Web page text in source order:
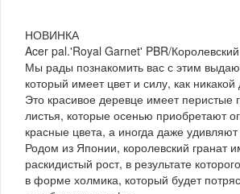
НОВИНКА
Acer pal.'Royal Garnet' PBR/
Мы рады познакомить вас с этим
который имеет цвет и силу, как никакой
Это красивое деревце имеет перистые
листья, которые осенью приобретают
красные цвета, а иногда даже
Родом из Японии, королевский гранат
раскидистый рост, в результате
в форме холмика, который будет